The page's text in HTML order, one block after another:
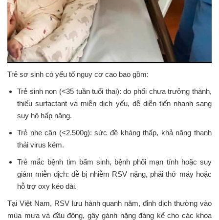
Trẻ sơ sinh có yếu tố nguy cơ cao bao gồm:
Trẻ sinh non (<35 tuần tuổi thai): do phổi chưa trưởng thành,
thiếu surfactant và miễn dịch yếu, dễ diễn tiến nhanh sang
suy hô hấp nặng.
Trẻ nhẹ cân (<2.500g): sức đề kháng thấp, khả năng thanh
thải virus kém.
Trẻ mắc bệnh tim bẩm sinh, bệnh phổi mạn tính hoặc suy
giảm miễn dịch: dễ bị nhiễm RSV nặng, phải thở máy hoặc
hỗ trợ oxy kéo dài.
Tại Việt Nam, RSV lưu hành quanh năm, đỉnh dịch thường vào
mùa mưa và đầu đông, gây gánh nặng đáng kể cho các khoa